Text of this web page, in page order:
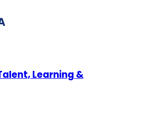
Learning &